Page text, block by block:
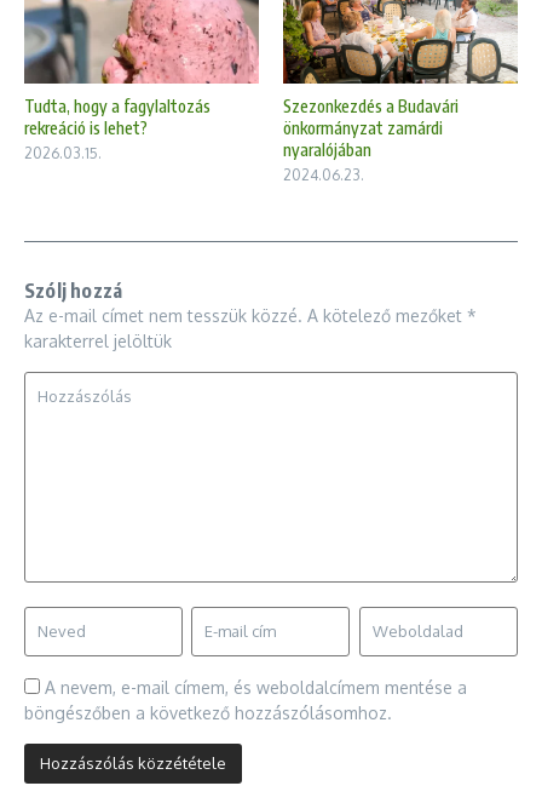
Tudta, hogy a fagylaltozás
rekreáció is lehet?
2026.03.15.
Szezonkezdés a Budavári
önkormányzat zamárdi
nyaralójában
2024.06.23.
Szólj hozzá
Az e-mail címet nem tesszük közzé. A kötelező mezőket *
karakterrel jelöltük
A nevem, e-mail címem, és weboldalcímem mentése a
böngészőben a következő hozzászólásomhoz.